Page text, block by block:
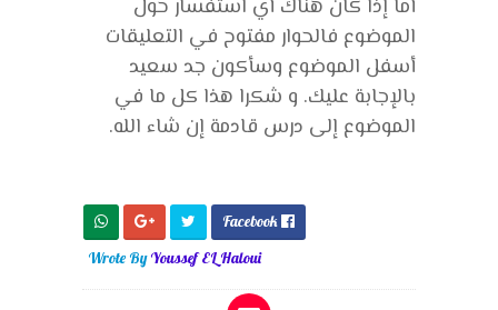
أما إذا كان هناك أي استفسار حول
الموضوع فالحوار مفتوح في التعليقات
أسفل الموضوع وسأكون جد سعيد
بالإجابة عليك. و شكرا هذا كل ما في
الموضوع إلى درس قادمة إن شاء الله.

Wrote ByYoussef EL Haloui